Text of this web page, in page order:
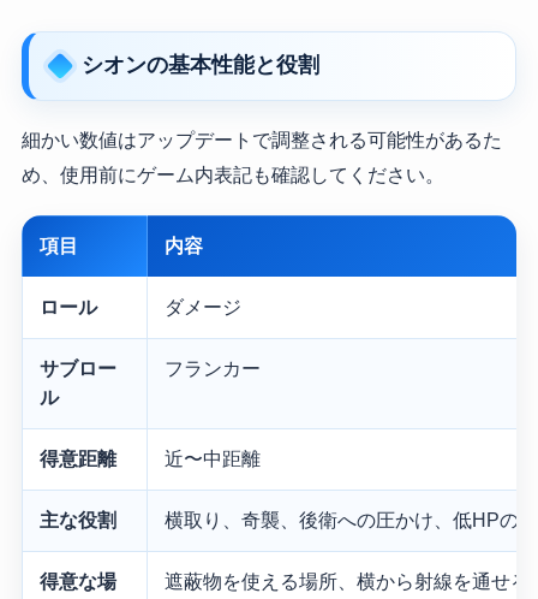
シオンの基本性能と役割
細かい数値はアップデートで調整される可能性があるた
め、使用前にゲーム内表記も確認してください。
項目 内容
ロール ダメージ
サブロー
ル
フランカー
得意距離 近〜中距離
主な役割 横取り、奇襲、後衛への圧かけ、低HPの
得意な場
遮蔽物を使える場所、横から射線を通せ